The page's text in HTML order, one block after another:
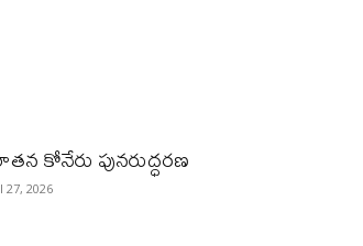
కోనేరు పున‌రుద్ధ‌ర‌ణ
27, 2026